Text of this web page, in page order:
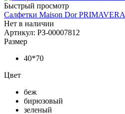
Быстрый просмотр
Салфетки Maison Dor PRIMAVERA
Нет в наличии
Артикул: РЗ-00007812
Размер
40*70
Цвет
беж
бирюзовый
зеленый